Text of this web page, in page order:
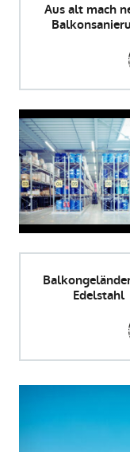
Aus alt mach
Edelstahl